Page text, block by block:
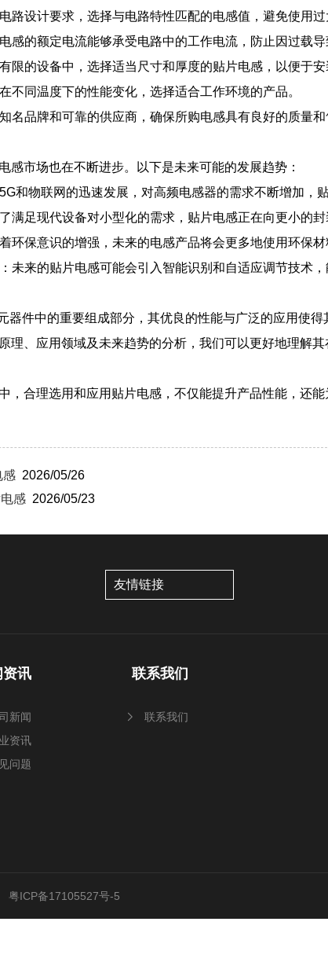
路设计要求，选择与电路特性匹配的电感值，避免使用过
感的额定电流能够承受电路中的工作电流，防止因过载导
限的设备中，选择适当尺寸和厚度的贴片电感，以便于安
不同温度下的性能变化，选择适合工作环境的产品。
名品牌和可靠的供应商，确保所购电感具有良好的质量和
感市场也在不断进步。以下是未来可能的发展趋势：
和物联网的迅速发展，对高频电感器的需求不断增加，
满足现代设备对小型化的需求，贴片电感正在向更小的
环保意识的增强，未来的电感产品将会更多地使用环保材
未来的贴片电感可能会引入智能识别和自适应调节技术
器件中的重要组成部分，其优良的性能与广泛的应用使得
理、应用领域及未来趋势的分析，我们可以更好地理解
，合理选用和应用贴片电感，不仅能提升产品性能，还能
感 2026/05/26
感 2026/05/23
资讯
新闻
资讯
问题
联系我们
联系我们
粤ICP备17105527号-5